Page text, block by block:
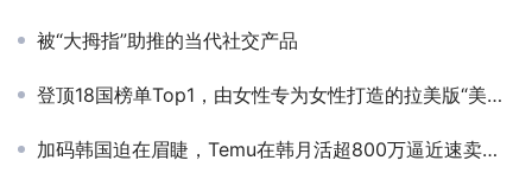
被“大拇指”助推的当代社交产品
登顶18国榜单Top1，由女性专为女性打造的拉美版“美柚”上线
加码韩国迫在眉睫，Temu在韩月活超800万逼近速卖通，当地人最爱买的居然不是3C？